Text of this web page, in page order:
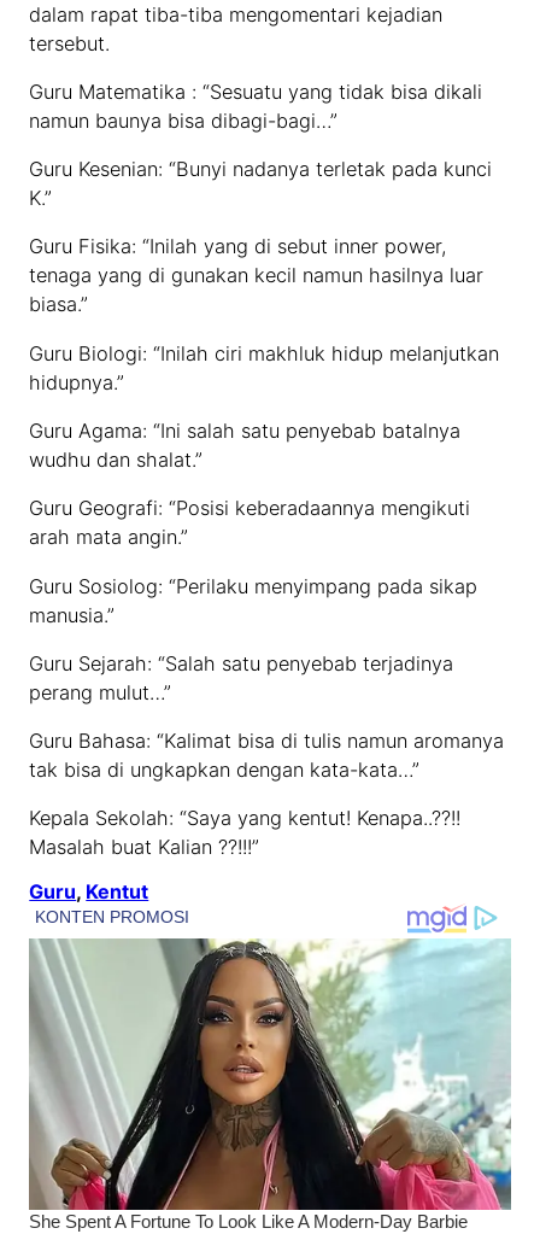
dalam rapat tiba-tiba mengomentari kejadian
tersebut.
Guru Matematika : “Sesuatu yang tidak bisa dikali
namun baunya bisa dibagi-bagi…”
Guru Kesenian: “Bunyi nadanya terletak pada kunci
K.”
Guru Fisika: “Inilah yang di sebut inner power,
tenaga yang di gunakan kecil namun hasilnya luar
biasa.”
Guru Biologi: “Inilah ciri makhluk hidup melanjutkan
hidupnya.”
Guru Agama: “Ini salah satu penyebab batalnya
wudhu dan shalat.”
Guru Geografi: “Posisi keberadaannya mengikuti
arah mata angin.”
Guru Sosiolog: “Perilaku menyimpang pada sikap
manusia.”
Guru Sejarah: “Salah satu penyebab terjadinya
perang mulut…”
Guru Bahasa: “Kalimat bisa di tulis namun aromanya
tak bisa di ungkapkan dengan kata-kata…”
Kepala Sekolah: “Saya yang kentut! Kenapa..??!!
Masalah buat Kalian ??!!!”
Guru, Kentut